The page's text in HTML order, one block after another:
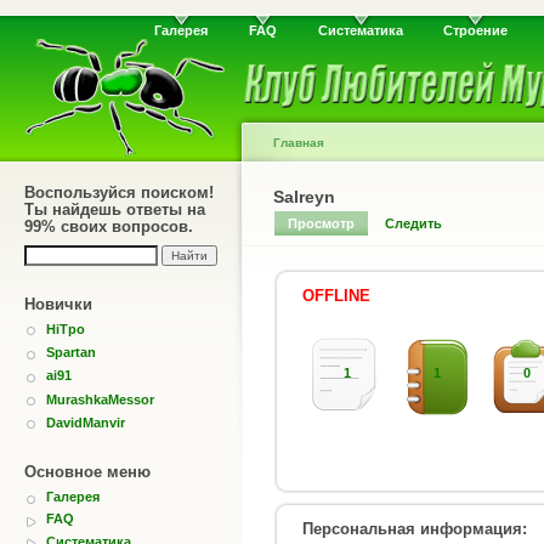
Галерея FAQ Систематика Строение
Воспользуйся поиском!
Ты найдешь ответы на
99% своих вопросов.
Новички
HiTpo
Spartan
ai91
MurashkaMessor
DavidManvir
Основное меню
Галерея
FAQ
Систематика
Главная
Salreyn
Просмотр Следить
OFFLINE
1 1 0
Персональная информация: